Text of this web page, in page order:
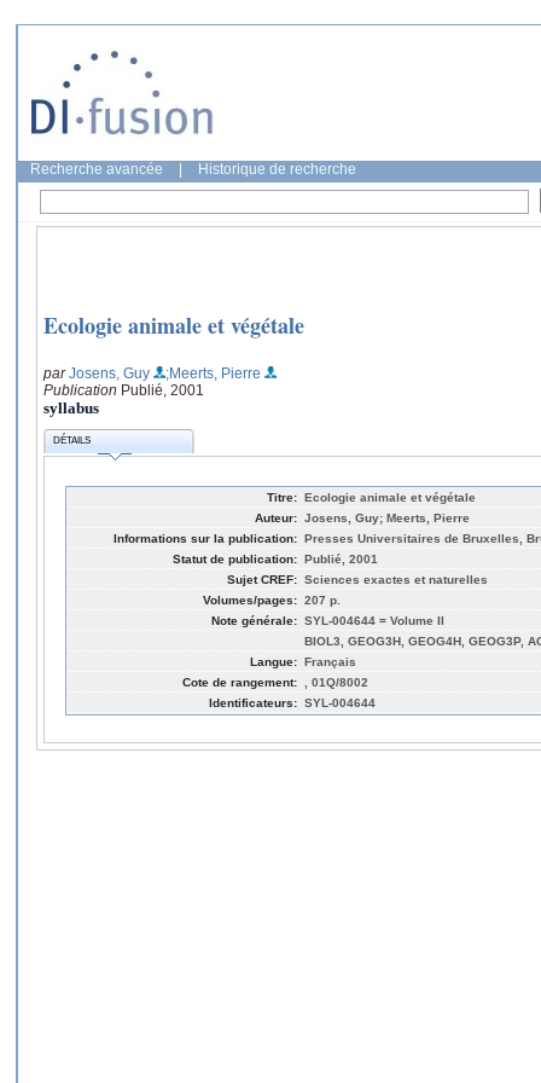
Recherche avancée Historique de recherche
Ecologie animale et végétale
parJosens, Guy
;Meerts, Pierre
Publication Publié, 2001
syllabus
DÉTAILS
Titre: Ecologie animale et végétale
Auteur: Josens, Guy; Meerts, Pierre
Informations sur la publication: Presses Universitaires de Bruxelles,
Statut de publication: Publié, 2001
Sujet CREF: Sciences exactes et naturelles
Volumes/pages: 207 p.
Note générale: SYL-004644 = Volume II
BIOL3, GEOG3H, GEOG4H, GEOG3P,
Langue: Français
Cote de rangement:
, 01Q/8002
Identificateurs: SYL-004644